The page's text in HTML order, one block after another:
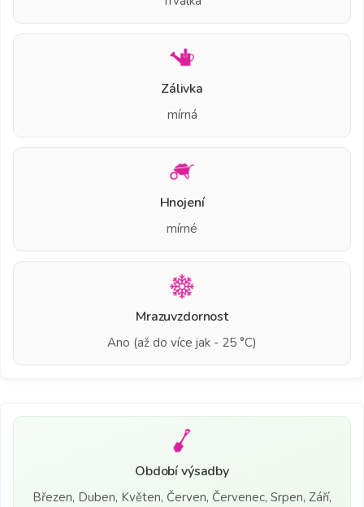
Zálivka
mírná
Hnojení
mírné
Mrazuvzdornost
Ano (až do více jak - 25 °C)
Období výsadby
Březen, Duben, Květen, Červen, Červenec, Srpen, Září,